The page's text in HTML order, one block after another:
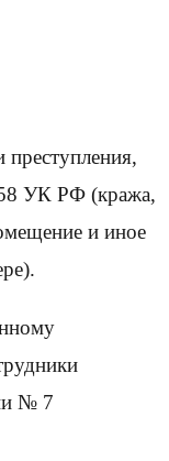
УК РФ (кража,
и иное
№ 7